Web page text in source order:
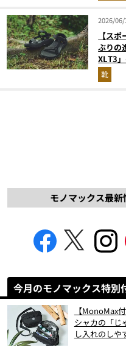
2026/
【ス
ぶりの
XLT3
解説！
靴
モノマックス最新
今月のモノマックス特別
【MonoMax
シャカの「じ
し入れのしや